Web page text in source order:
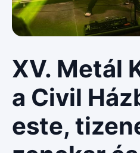
XV. Metál
a Civil
este,